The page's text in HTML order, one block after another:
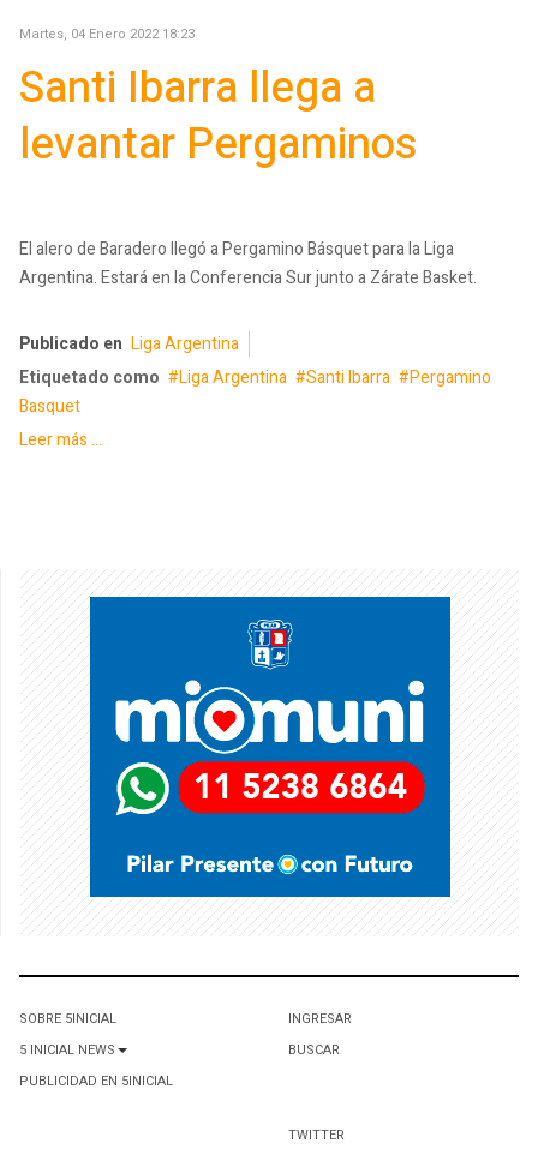
Martes, 04 Enero 2022 18:23
Santi Ibarra llega a
levantar Pergaminos
El alero de Baradero llegó a Pergamino Básquet para la Liga
Argentina. Estará en la Conferencia Sur junto a Zárate Basket.
Publicado en Liga Argentina
Etiquetado como
Liga Argentina Santi Ibarra
Pergamino
Basquet
Leer más ...
SOBRE 5INICIAL
5 INICIAL NEWS
PUBLICIDAD EN 5INICIAL
INGRESAR
BUSCAR
TWITTER